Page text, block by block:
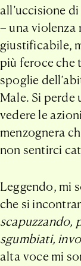
all’uccisione
– una violenza
giustificabile,
più feroce che
spoglie
Male. Si
vedere le
menzognera
non sentirci
Leggendo, mi
che si
scapuzzando,
sgumbiati,
alta voce mi